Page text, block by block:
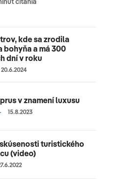
kde sa zrodila
bohyňa a má 300
dní v roku
20.6.2024
v znamení luxusu
15.8.2023
turistického
(video)